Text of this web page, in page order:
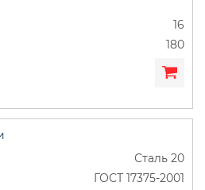
16
180
Сталь 20
ГОСТ 17375-2001